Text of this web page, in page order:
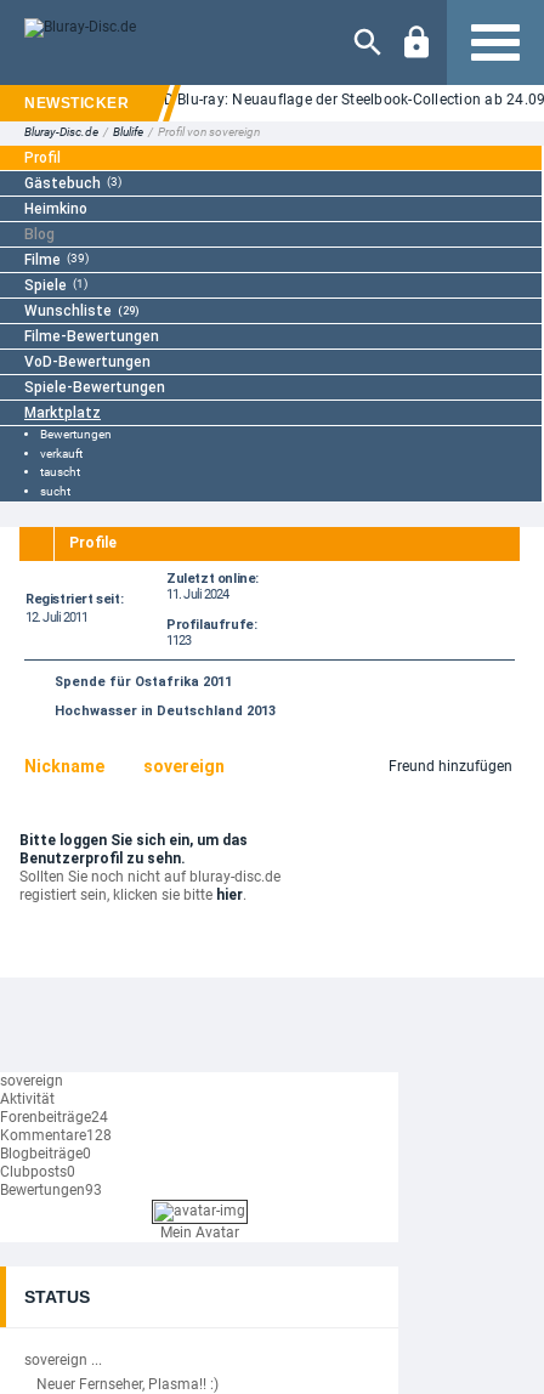
Navigation
on Elm Street" auf UHD Blu-ray: Neuauflage der Steelbook-Collection ab
Bluray-Disc.de / Blulife / Profil von sovereign
Profil
Gästebuch (3)
Heimkino
Blog
Filme (39)
Spiele (1)
Wunschliste (29)
Filme-Bewertungen
VoD-Bewertungen
Spiele-Bewertungen
Marktplatz
Bewertungen
verkauft
tauscht
sucht
Profile
Registriert seit:
12. Juli 2011
Zuletzt online:
11. Juli 2024
Profilaufrufe:
1123
Spende für Ostafrika 2011
Hochwasser in Deutschland 2013
Nickname sovereign Freund hinzufügen
Bitte loggen Sie sich ein, um das
Benutzerprofil zu sehn.
Sollten Sie noch nicht auf bluray-disc.de
registiert sein, klicken sie bitte hier.
sovereign
Aktivität
Forenbeiträge24
Kommentare128
Blogbeiträge0
Clubposts0
Bewertungen93
Mein Avatar
STATUS
sovereign ...
Neuer Fernseher, Plasma!! :)